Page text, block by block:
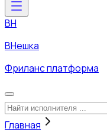
ВН
ВНешка
Фриланс платформа
Главная